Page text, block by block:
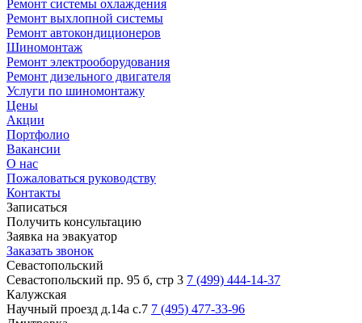
Ремонт системы охлаждения
Ремонт выхлопной системы
Ремонт автокондиционеров
Шиномонтаж
Ремонт электрооборудования
Ремонт дизельного двигателя
Услуги по шиномонтажу
Цены
Акции
Портфолио
Вакансии
О нас
Пожаловаться руководству
Контакты
Записаться
Получить консультацию
Заявка на эвакуатор
Заказать звонок
Севастопольский
Севастопольский пр. 95 б, стр 3 7 (499) 444-14-37
Калужская
Научный проезд д.14а с.7 7 (495) 477-33-96